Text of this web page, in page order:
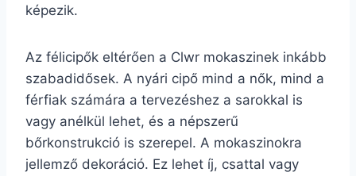
képezik.
Az félicipők eltérően a Clwr mokaszinek inkább
szabadidősek. A nyári cipő mind a nők, mind a
férfiak számára a tervezéshez a sarokkal is
vagy anélkül lehet, és a népszerű
bőrkonstrukció is szerepel. A mokaszinokra
jellemző dekoráció. Ez lehet íj, csattal vagy